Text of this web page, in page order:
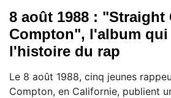
8 août 1988 : "Straight
Compton", l'album qui
l'histoire du rap
Le 8 août 1988, cinq jeunes
Compton, en Californie, publient